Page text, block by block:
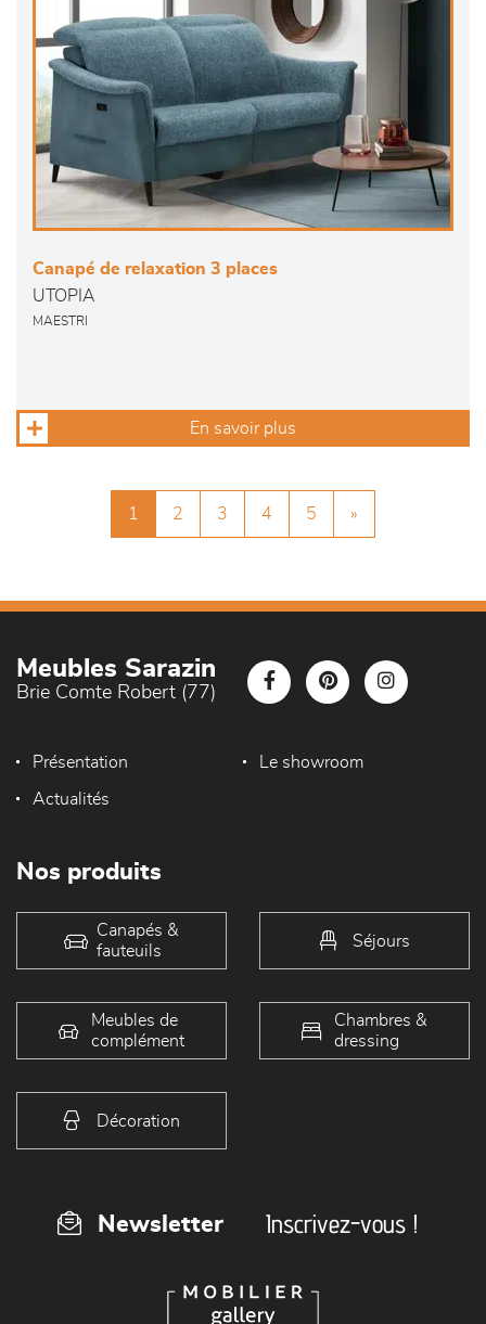
Canapé de relaxation 3 places
UTOPIA
MAESTRI
En savoir plus
1 2 3 4 5 »
Meubles Sarazin
Brie Comte Robert (77)
Présentation Le showroom
Actualités
Nos produits
Canapés &
fauteuils
Séjours
Meubles de
complément
Chambres &
dressing
Décoration
Newsletter Inscrivez-vous !